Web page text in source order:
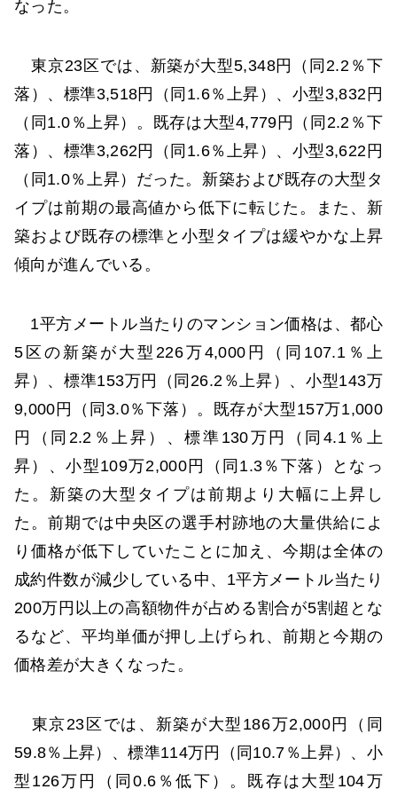
なった。
東京23区では、新築が大型5,348円（同2.2％下
落）、標準3,518円（同1.6％上昇）、小型3,832円
（同1.0％上昇）。既存は大型4,779円（同2.2％下
落）、標準3,262円（同1.6％上昇）、小型3,622円
（同1.0％上昇）だった。新築および既存の大型タ
イプは前期の最高値から低下に転じた。また、新
築および既存の標準と小型タイプは緩やかな上昇
傾向が進んでいる。
1平方メートル当たりのマンション価格は、都心
5区の新築が大型226万4,000円（同107.1％上
昇）、標準153万円（同26.2％上昇）、小型143万
9,000円（同3.0％下落）。既存が大型157万1,000
円（同2.2％上昇）、標準130万円（同4.1％上
昇）、小型109万2,000円（同1.3％下落）となっ
た。新築の大型タイプは前期より大幅に上昇し
た。前期では中央区の選手村跡地の大量供給によ
り価格が低下していたことに加え、今期は全体の
成約件数が減少している中、1平方メートル当たり
200万円以上の高額物件が占める割合が5割超とな
るなど、平均単価が押し上げられ、前期と今期の
価格差が大きくなった。
東京23区では、新築が大型186万2,000円（同
59.8％上昇）、標準114万円（同10.7％上昇）、小
型126万円（同0.6％低下）。既存は大型104万